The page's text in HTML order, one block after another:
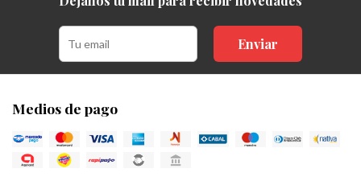
Enviar
Medios de pago